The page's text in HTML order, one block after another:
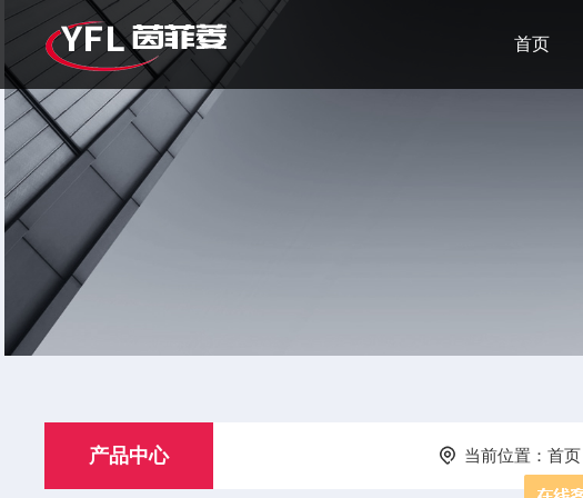
首页
产品中心 当前位置：首页